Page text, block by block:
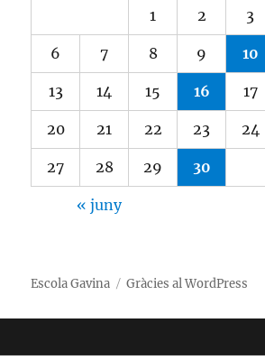
1 2 3
6 7 8 9 10
13 14 15 16 17
20 21 22 23 24
27 28 29 30
« juny
Escola Gavina Gràcies al WordPress